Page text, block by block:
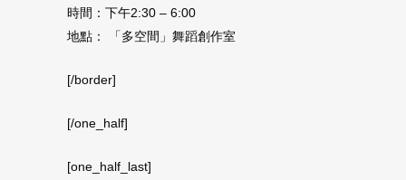
時間：下午2:30 – 6:00
地點： 「多空間」舞蹈創作室
[/border]
[/one_half]
[one_half_last]